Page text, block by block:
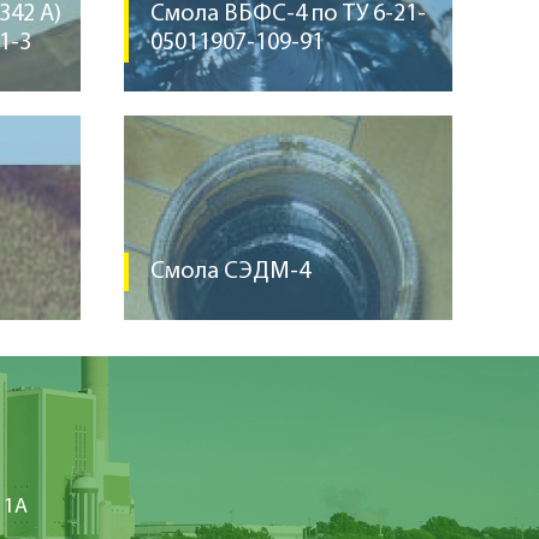
А)
3
Смола ВБФС-4 по ТУ 6-21-
05011907-109-91
Смола СЭДМ-4
1А